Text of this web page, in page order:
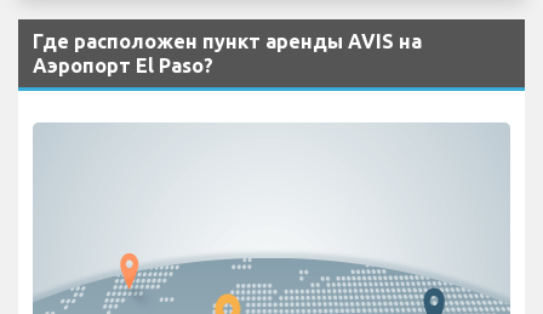
Где расположен пункт аренды AVIS на
Аэропорт El Paso?